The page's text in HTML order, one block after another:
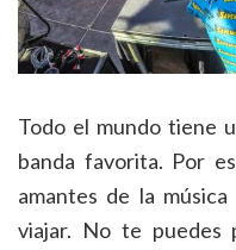
Todo el mundo tiene
banda favorita. Por
amantes de la
viajar. No te puedes